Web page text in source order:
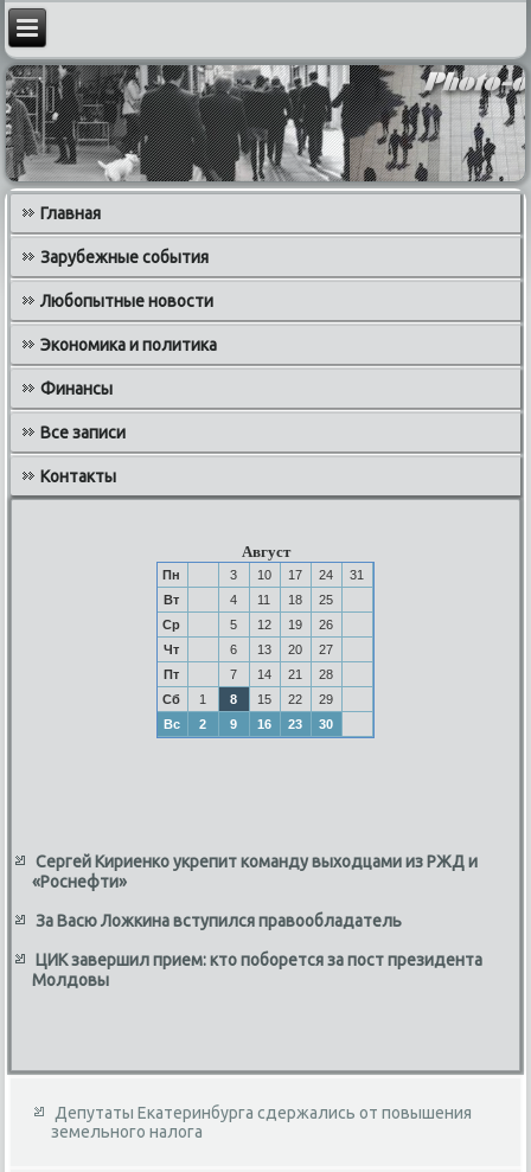
Главная
Зарубежные события
Любопытные новости
Экономика и политика
Финансы
Все записи
Контакты
Август
Пн 3 10 17 24
31
Вт
4 11 18
25
Ср
5 12 19
26
Чт
6 13 20
27
Пт
7 14 21
28
Сб
1 8 15 22
29
Вс
2 9 16 23 30
Сергей Кириенко укрепит команду выходцами из РЖД и
«Роснефти»
За Васю Ложкина вступился правообладатель
ЦИК завершил прием: кто поборется за пост президента
Молдовы
Депутаты Екатеринбурга сдержались от повышения
земельного налога